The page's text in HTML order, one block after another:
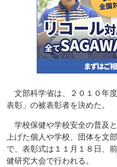
文部科学省は、２０１０年
表彰」の被表彰者を決めた。
学校保健や学校安全の普及
上げた個人や学校、団体を文
で、表彰式は１１月１８日、
健研究大会で行われる。